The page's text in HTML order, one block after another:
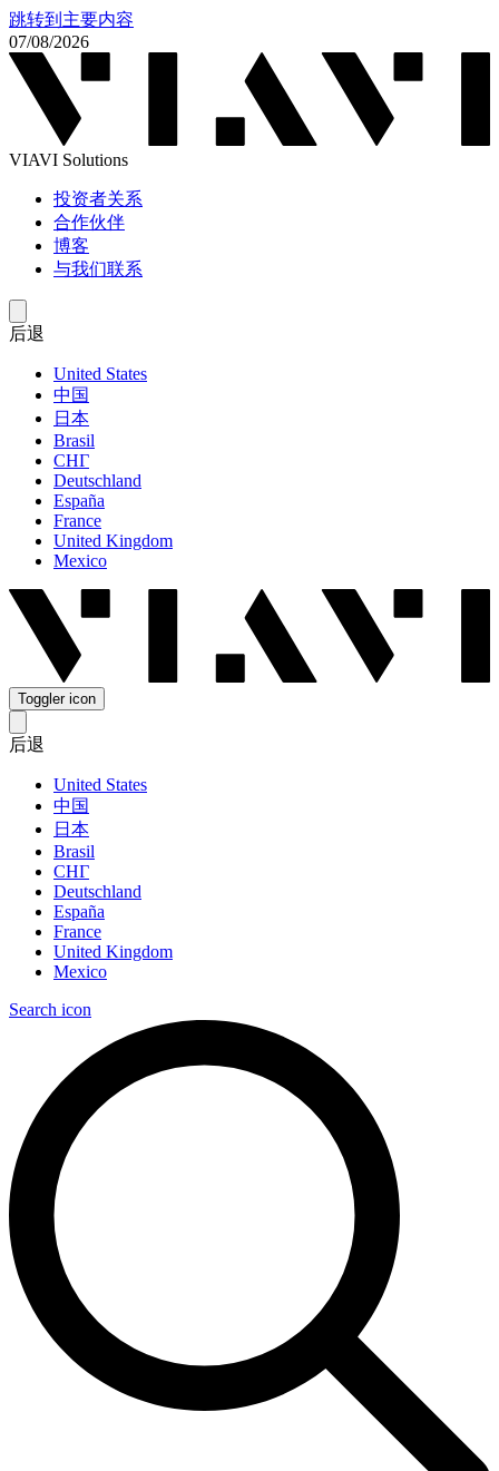
跳转到主要内容
07/08/2026
VIAVI Solutions
投资者关系
合作伙伴
博客
与我们联系
后退
United States
中国
日本
Brasil
СНГ
Deutschland
España
France
United Kingdom
Mexico
Toggler icon
后退
United States
中国
日本
Brasil
СНГ
Deutschland
España
France
United Kingdom
Mexico
Search icon